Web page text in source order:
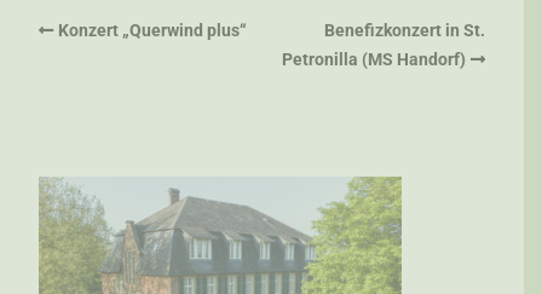
Konzert „Querwind plus“
Benefizkonzert in St.
Petronilla (MS Handorf)